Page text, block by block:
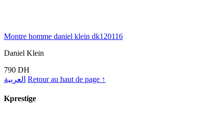
Montre homme daniel klein dk120116
Daniel Klein
790 DH
العربية Retour au haut de page ↑
Kprestige